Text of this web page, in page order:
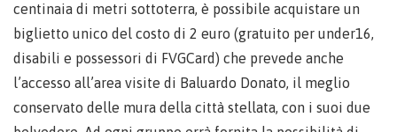
centinaia di metri sottoterra, è possibile acquistare un
biglietto unico del costo di 2 euro (gratuito per under16,
disabili e possessori di FVGCard) che prevede anche
l’accesso all’area visite di Baluardo Donato, il meglio
conservato delle mura della città stellata, con i suoi due